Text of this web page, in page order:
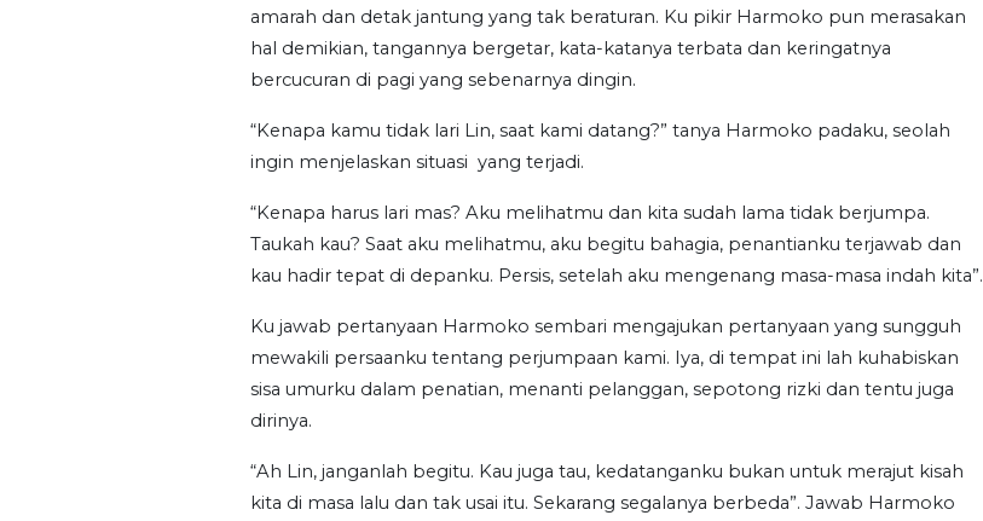
amarah dan detak jantung yang tak beraturan. Ku pikir Harmoko pun merasakan
hal demikian, tangannya bergetar, kata-katanya terbata dan keringatnya
bercucuran di pagi yang sebenarnya dingin.
“Kenapa kamu tidak lari Lin, saat kami datang?” tanya Harmoko padaku, seolah
ingin menjelaskan situasi yang terjadi.
“Kenapa harus lari mas? Aku melihatmu dan kita sudah lama tidak berjumpa.
Taukah kau? Saat aku melihatmu, aku begitu bahagia, penantianku terjawab dan
kau hadir tepat di depanku. Persis, setelah aku mengenang masa-masa indah kita”.
Ku jawab pertanyaan Harmoko sembari mengajukan pertanyaan yang sungguh
mewakili persaanku tentang perjumpaan kami. Iya, di tempat ini lah kuhabiskan
sisa umurku dalam penatian, menanti pelanggan, sepotong rizki dan tentu juga
dirinya.
“Ah Lin, janganlah begitu. Kau juga tau, kedatanganku bukan untuk merajut kisah
kita di masa lalu dan tak usai itu. Sekarang segalanya berbeda”. Jawab Harmoko